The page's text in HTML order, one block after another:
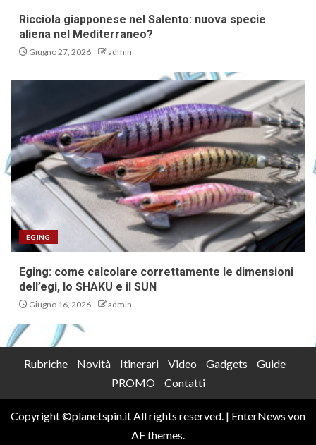
Ricciola giapponese nel Salento: nuova specie
aliena nel Mediterraneo?
Giugno 27, 2026 admin
EGING
Eging: come calcolare correttamente le dimensioni
dell’egi, lo SHAKU e il SUN
Giugno 16, 2026 admin
Rubriche Novità Itinerari Video Gadgets
Guide
PROMO
Contatti
Copyright ©planetspin.it All rights reserved. | EnterNews von
AF themes.